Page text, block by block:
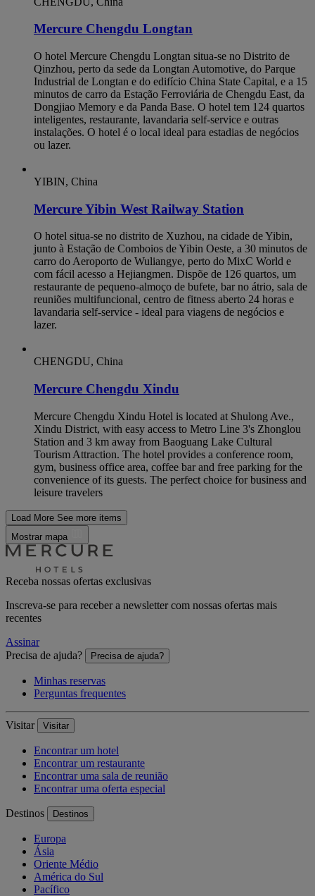
Mercure Chengdu Longtan
O hotel Mercure Chengdu Longtan situa-se no Distrito de
Qinzhou, perto da sede da Longtan Automotive, do Parque
Industrial de Longtan e do edifício China State Capital, e a 15
minutos de carro da Estação Ferroviária de Chengdu East, da
Dongjiao Memory e da Panda Base. O hotel tem 124 quartos
inteligentes, restaurante, lavandaria self-service e outras
instalações. O hotel é o local ideal para estadias de negócios
ou lazer.
YIBIN, China
Mercure Yibin West Railway Station
O hotel situa-se no distrito de Xuzhou, na cidade de Yibin,
junto à Estação de Comboios de Yibin Oeste, a 30 minutos de
carro do Aeroporto de Wuliangye, perto do MixC World e
com fácil acesso a Hejiangmen. Dispõe de 126 quartos, um
restaurante de pequeno-almoço de bufete, bar no átrio, sala de
reuniões multifuncional, centro de fitness aberto 24 horas e
lavandaria self-service - ideal para viagens de negócios e
lazer.
CHENGDU, China
Mercure Chengdu Xindu
Mercure Chengdu Xindu Hotel is located at Shulong Ave.,
Xindu District, with easy access to Metro Line 3's Zhonglou
Station and 3 km away from Baoguang Lake Cultural
Tourism Attraction. The hotel provides a conference room,
gym, business office area, coffee bar and free parking for the
convenience of its guests. The perfect choice for business and
leisure travelers
Load More See more items
Mostrar mapa
Receba nossas ofertas exclusivas
Inscreva-se para receber a newsletter com nossas ofertas mais
recentes
Assinar
Precisa de ajuda?
Precisa de ajuda?
Minhas reservas
Perguntas frequentes
Visitar Visitar
Encontrar um hotel
Encontrar um restaurante
Encontrar uma sala de reunião
Encontrar uma oferta especial
Destinos Destinos
Europa
Ásia
Oriente Médio
América do Sul
Pacífico